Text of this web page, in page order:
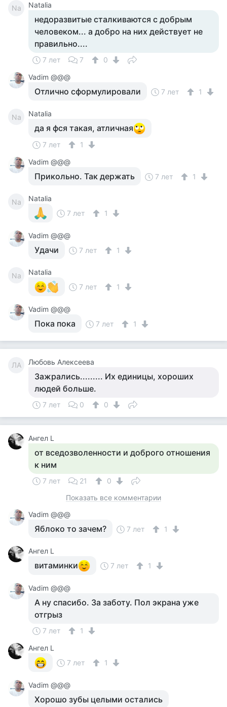
Na Natalia
недоразвитые сталкиваются с добрым
человеком... а добро на них действует не
правильно....
7 лет 7
0
Vadim @@@
Отлично сформулировали 7 лет 1
Na Natalia
да я фся такая, атличная
7 лет
1
Vadim @@@
Прикольно. Так держать 7 лет 1
Na
Natalia
7 лет
1
Vadim @@@
Удачи 7 лет 1
Na
Natalia
7 лет
1
Vadim @@@
Пока пока 7 лет 1
ЛА Любовь Алексеева
Зажрались......... Их единицы, хороших
людей больше.
7 лет 0 0
Ангел L
от вседозволенности и доброго отношения
к ним
7 лет 21
0
Показать все комментарии
Vadim @@@
Яблоко то зачем? 7 лет 1
Ангел L
витаминки 7 лет 1
Vadim @@@
А ну спасибо. За заботу. Пол экрана уже
отгрыз
7 лет
1
Ангел L
7 лет
1
Vadim @@@
Хорошо зубы целыми остались